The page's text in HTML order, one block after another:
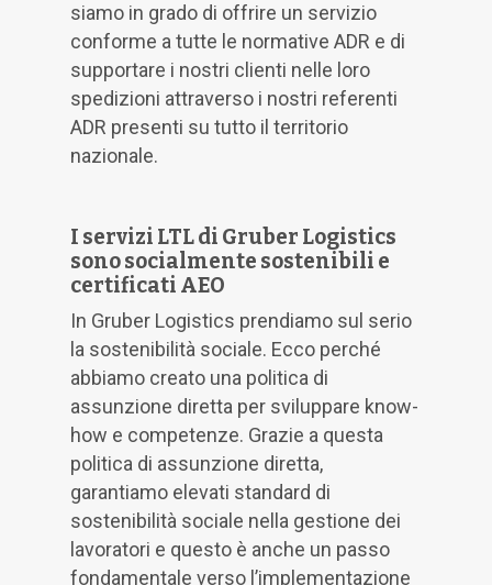
siamo in grado di offrire un servizio
conforme a tutte le normative ADR e di
supportare i nostri clienti nelle loro
spedizioni attraverso i nostri referenti
ADR presenti su tutto il territorio
nazionale.
I servizi LTL di Gruber Logistics
sono socialmente sostenibili e
certificati AEO
In Gruber Logistics prendiamo sul serio
la sostenibilità sociale. Ecco perché
abbiamo creato una politica di
assunzione diretta per sviluppare know-
how e competenze. Grazie a questa
politica di assunzione diretta,
garantiamo elevati standard di
sostenibilità sociale nella gestione dei
lavoratori e questo è anche un passo
fondamentale verso l’implementazione